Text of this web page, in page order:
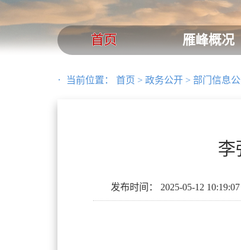
首页 雁峰概况
当前位置： 首页 > 政务公开 > 部门信息
李
发布时间： 2025-05-12 10:19:07